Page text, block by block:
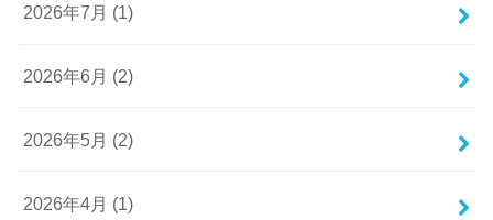
2026年7月 (1)
2026年6月 (2)
2026年5月 (2)
2026年4月 (1)